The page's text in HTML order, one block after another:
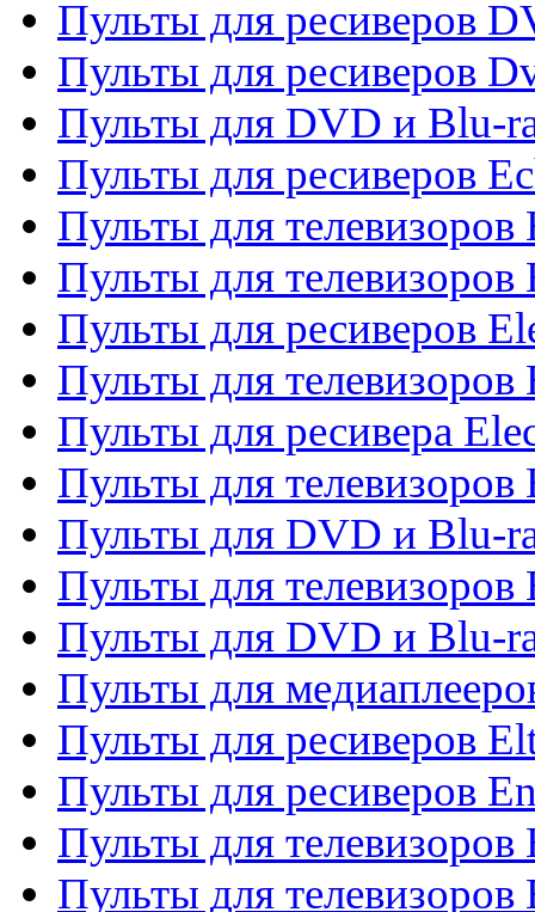
Пульты для ресиверов
Пульты для ресиверов
Пульты для DVD и Blu-
Пульты для ресиверов
Пульты для телевизоров
Пульты для телевизоров
Пульты для ресиверов
Пульты для телевизоров
Пульты для ресивера
Пульты для телевизоров
Пульты для DVD и Blu-
Пульты для телевизоров
Пульты для DVD и Blu-
Пульты для
Пульты для ресиверов
Пульты для ресиверов
Пульты для телевизоров
Пульты для телевизоров